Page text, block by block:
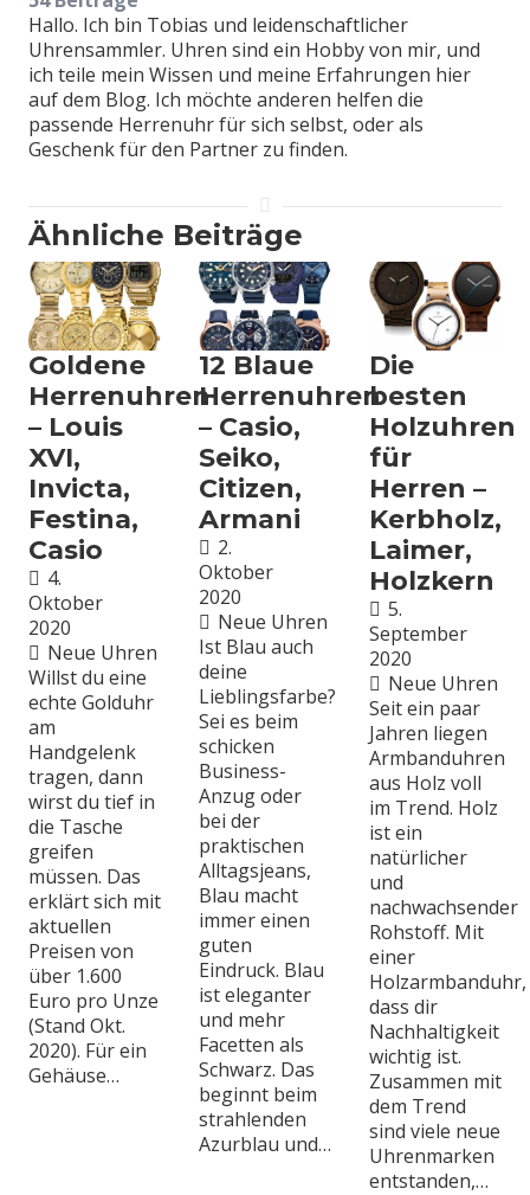
Hallo. Ich bin Tobias und leidenschaftlicher
Uhrensammler. Uhren sind ein Hobby von mir, und
ich teile mein Wissen und meine Erfahrungen hier
auf dem Blog. Ich möchte anderen helfen die
passende Herrenuhr für sich selbst, oder als
Geschenk für den Partner zu finden.
Ähnliche Beiträge
Goldene
Herrenuhren
– Louis
XVI,
Invicta,
Festina,
Casio
4.
Oktober
2020
Neue Uhren
Willst du eine
echte Golduhr
am
Handgelenk
tragen, dann
wirst du tief in
die Tasche
greifen
müssen. Das
erklärt sich mit
aktuellen
Preisen von
über 1.600
Euro pro Unze
(Stand Okt.
2020). Für ein
Gehäuse…
12 Blaue
Herrenuhren
– Casio,
Seiko,
Citizen,
Armani
2.
Oktober
2020
Neue Uhren
Ist Blau auch
deine
Lieblingsfarbe?
Sei es beim
schicken
Business-
Anzug oder
bei der
praktischen
Alltagsjeans,
Blau macht
immer einen
guten
Eindruck. Blau
ist eleganter
und mehr
Facetten als
Schwarz. Das
beginnt beim
strahlenden
Azurblau und…
Die
besten
Holzuhren
für
Herren –
Kerbholz,
Laimer,
Holzkern
5.
September
2020
Neue Uhren
Seit ein paar
Jahren liegen
Armbanduhren
aus Holz voll
im Trend. Holz
ist ein
natürlicher
und
nachwachsender
Rohstoff. Mit
einer
Holzarmbanduhr,
dass dir
Nachhaltigkeit
wichtig ist.
Zusammen mit
dem Trend
sind viele neue
Uhrenmarken
entstanden,…